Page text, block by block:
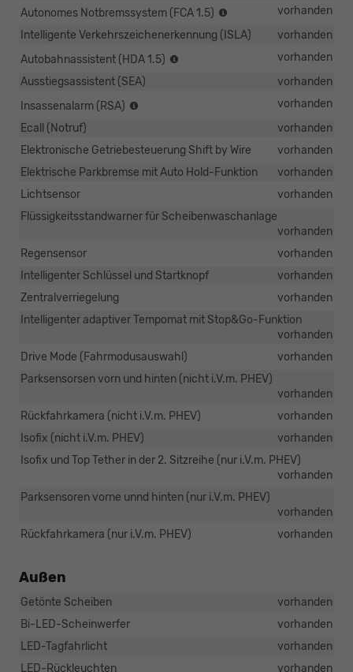
Autonomes Notbremssystem (FCA 1.5)
Erkennung
Fahrzeugen,
Fußgängern
Radfahrern,
beim
vorhanden
Intelligente Verkehrszeichenerkennung (ISLA)
vorhanden
Autobahnassistent (HDA 1.5)
anschließender
auf
Geschwindigkeit.
vorhanden
Ausstiegsassistent (SEA)
vorhanden
Insassenalarm (RSA)
an
zurückgelassene
auf
dem
vorhanden
Ecall (Notruf)
vorhanden
Elektronische Getriebesteuerung Shift by Wire
vorhanden
Elektrische Parkbremse mit Auto Hold-Funktion
vorhanden
Lichtsensor
vorhanden
Flüssigkeitsstandwarner für Scheibenwaschanlage
vorhanden
Regensensor
vorhanden
Intelligenter Schlüssel und Startknopf
vorhanden
Zentralverriegelung
vorhanden
Intelligenter adaptiver Tempomat mit Stop&Go-Funktion
vorhanden
Drive Mode (Fahrmodusauswahl)
vorhanden
Parksensorsen vorn und hinten (nicht i.V.m. PHEV)
vorhanden
Rückfahrkamera (nicht i.V.m. PHEV)
vorhanden
Isofix (nicht i.V.m. PHEV)
vorhanden
Isofix und Top Tether in der 2. Sitzreihe (nur i.V.m. PHEV)
vorhanden
Parksensoren vorne unnd hinten (nur i.V.m. PHEV)
vorhanden
Rückfahrkamera (nur i.V.m. PHEV)
vorhanden
Außen
Getönte Scheiben
vorhanden
Bi-LED-Scheinwerfer
vorhanden
LED-Tagfahrlicht
vorhanden
LED-Rückleuchten
vorhanden